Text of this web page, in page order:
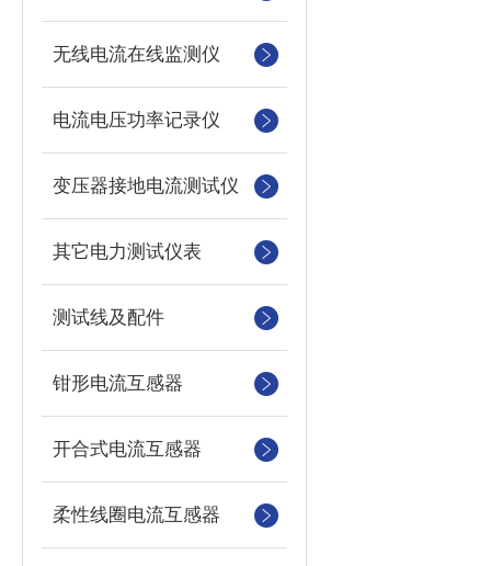
无线电流在线监测仪
电流电压功率记录仪
变压器接地电流测试仪
其它电力测试仪表
测试线及配件
钳形电流互感器
开合式电流互感器
柔性线圈电流互感器